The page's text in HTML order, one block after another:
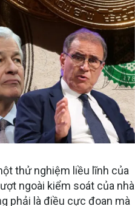
thử nghiệm liều lĩnh của
ngoài kiểm soát của nhà
phải là điều cực đoan mà